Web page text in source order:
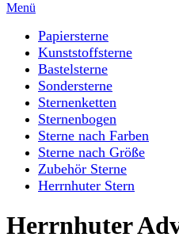
Menü
Papiersterne
Kunststoffsterne
Bastelsterne
Sondersterne
Sternenketten
Sternenbogen
Sterne nach Farben
Sterne nach Größe
Zubehör Sterne
Herrnhuter Stern
Herrnhuter